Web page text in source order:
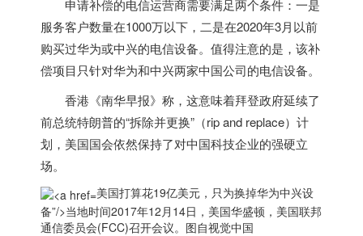
申请补偿的电信运营商需要满足两个条件：一是
服务客户数量在1000万以下，二是在2020年3月以前
购买过华为或中兴的电信设备。值得注意的是，该补
偿项目只针对华为和中兴两家中国公司的电信设备。
香港《南华早报》称，这意味着拜登政府延续了
前总统特朗普的“拆除并更换”（rip and replace）计
划， 美国国会依然保持了对中国科技企业的强硬立
场。
美国打算花19亿美元，只为换掉华为中兴设
备”/>当地时间2017年12月14日， 美国华盛顿， 美国联邦
通信委员会(FCC)召开会议。图自视觉中国